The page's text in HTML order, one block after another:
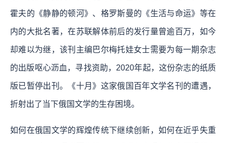
霍夫的《静静的顿河》、格罗斯曼的《生活与命运》等在
内的大批名著，在苏联解体前后的发行量曾逾百万，如今
却难以为继，该刊主编巴尔梅托娃女士需要为每一期杂志
的出版呕心沥血，寻找资助，2020年起，这份杂志的纸质
版已暂停出刊。《十月》这家俄国百年文学名刊的遭遇，
折射出了当下俄国文学的生存困境。
如何在俄国文学的辉煌传统下继续创新，如何在近乎失重